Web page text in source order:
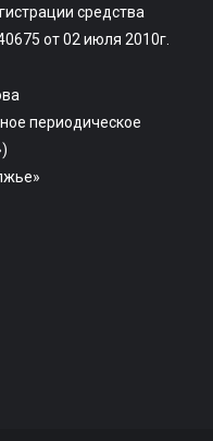
средства
от 02 июля 2010г.
периодическое